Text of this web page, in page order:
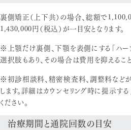
裏側矯正（上下共）の場合、総額で
1,430,000円（税込）が一目安となります。
※上顎だけ裏側、下顎を表側にする「ハーフ
選択肢もあり、その場合は費用を抑えるこ
※初診相談料、精密検査料、調整料など
します。詳細はカウンセリング時に提示す
ください。
治療期間と通院回数の目安